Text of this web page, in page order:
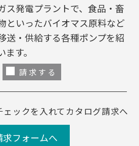
ス発電プラントで、食品・畜
といったバイオマス原料など
送・供給する各種ポンプを紹
ます。
請求する
ックを入れてカタログ請求へ
求フォームへ